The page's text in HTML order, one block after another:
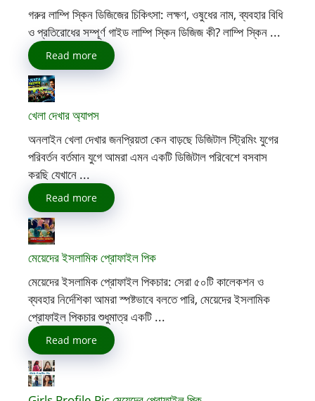
গরুর লাম্পি স্কিন ডিজিজের চিকিৎসা: লক্ষণ, ওষুধের নাম, ব্যবহার বিধি
ও প্রতিরোধের সম্পূর্ণ গাইড লাম্পি স্কিন ডিজিজ কী? লাম্পি স্কিন ...
Read more
খেলা দেখার অ্যাপস
অনলাইন খেলা দেখার জনপ্রিয়তা কেন বাড়ছে ডিজিটাল স্ট্রিমিং যুগের
পরিবর্তন বর্তমান যুগে আমরা এমন একটি ডিজিটাল পরিবেশে বসবাস
করছি যেখানে ...
Read more
মেয়েদের ইসলামিক প্রোফাইল পিক
মেয়েদের ইসলামিক প্রোফাইল পিকচার: সেরা ৫০টি কালেকশন ও
ব্যবহার নির্দেশিকা আমরা স্পষ্টভাবে বলতে পারি, মেয়েদের ইসলামিক
প্রোফাইল পিকচার শুধুমাত্র একটি ...
Read more